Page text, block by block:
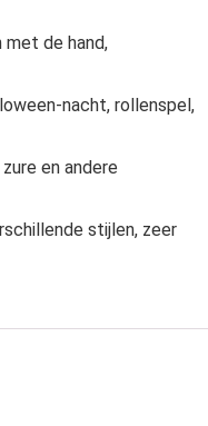
de hand,
nacht, rollenspel,
en andere
stijlen, zeer